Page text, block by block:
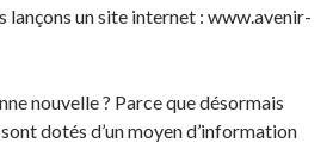
lançons un site internet : www.avenir-
nouvelle ? Parce que désormais
dotés d’un moyen d’information